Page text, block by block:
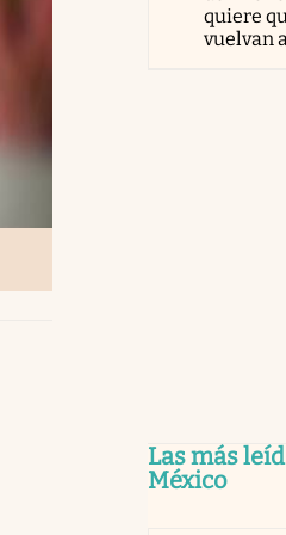
quiere
vuelvan
Las más
México